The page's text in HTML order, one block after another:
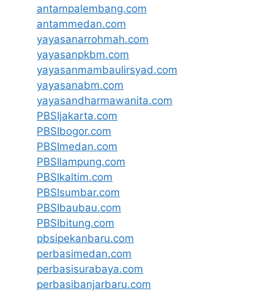
antampalembang.com
antammedan.com
yayasanarrohmah.com
yayasanpkbm.com
yayasanmambaulirsyad.com
yayasanabm.com
yayasandharmawanita.com
PBSIjakarta.com
PBSIbogor.com
PBSImedan.com
PBSIlampung.com
PBSIkaltim.com
PBSIsumbar.com
PBSIbaubau.com
PBSIbitung.com
pbsipekanbaru.com
perbasimedan.com
perbasisurabaya.com
perbasibanjarbaru.com